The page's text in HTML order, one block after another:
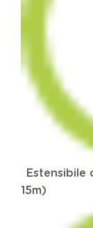
Estensibile
15m)